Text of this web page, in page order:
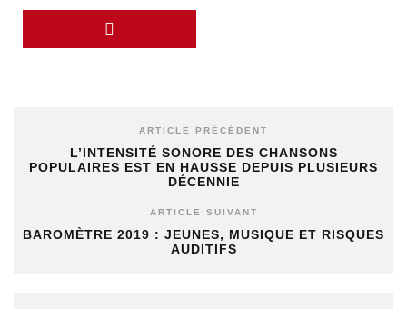
ARTICLE PRÉCÉDENT
L’INTENSITÉ SONORE DES CHANSONS
POPULAIRES EST EN HAUSSE DEPUIS PLUSIEURS
DÉCENNIE
ARTICLE SUIVANT
BAROMÈTRE 2019 : JEUNES, MUSIQUE ET RISQUES
AUDITIFS